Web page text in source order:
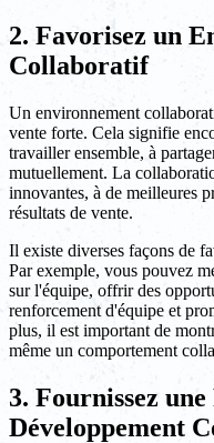
2. Favorisez un
Collaboratif
Un environnement
vente forte. Cela signifie
travailler ensemble, à
mutuellement. La
innovantes, à de meilleures
résultats de vente.
Il existe diverses façons de
Par exemple, vous pouvez
sur l'équipe, offrir des
renforcement d'équipe et
plus, il est important de
même un comportement
3. Fournissez
Développement